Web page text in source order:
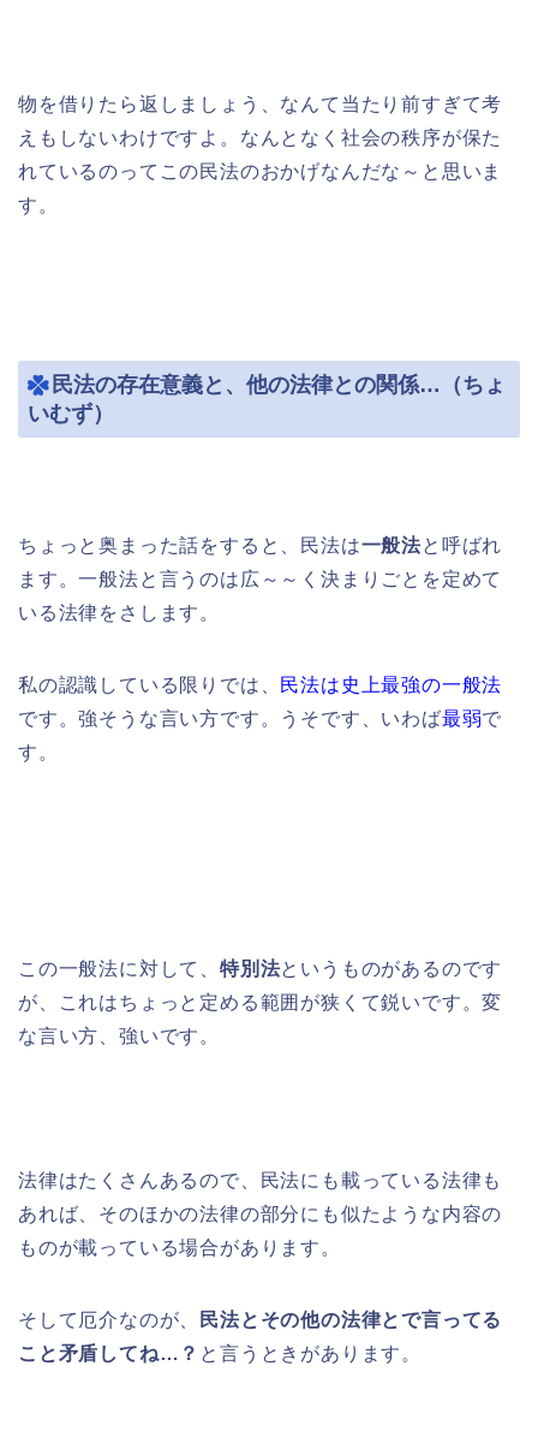
物を借りたら返しましょう、なんて当たり前すぎて考
えもしないわけですよ。なんとなく社会の秩序が保た
れているのってこの民法のおかげなんだな～と思いま
す。
民法の存在意義と、他の法律との関係…（ちょ
いむず）
ちょっと奥まった話をすると、民法は一般法と呼ばれ
ます。一般法と言うのは広～～く決まりごとを定めて
いる法律をさします。
私の認識している限りでは、 民法は史上最強の一般法
です。強そうな言い方です。うそです、いわば最弱で
す。
この一般法に対して、 特別法というものがあるのです
が、これはちょっと定める範囲が狭くて鋭いです。変
な言い方、強いです。
法律はたくさんあるので、民法にも載っている法律も
あれば、そのほかの法律の部分にも似たような内容の
ものが載っている場合があります。
そして厄介なのが、
民法とその他の法律とで言ってる
こと矛盾してね…？ と言うときがあります。